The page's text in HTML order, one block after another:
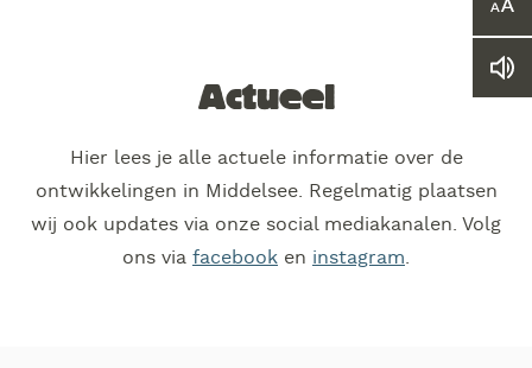
of
Actueel
Hier lees je alle actuele informatie over de
ontwikkelingen in Middelsee. Regelmatig plaatsen
wij ook updates via onze social mediakanalen. Volg
ons via facebook en instagram.